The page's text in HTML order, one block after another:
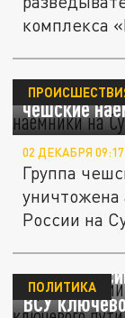
комплекса
РИА:
чешские
02 ДЕКАБРЯ 09:17
Группа
уничтожена
России на
Армия
ВСУ
ПОЛИТИКА